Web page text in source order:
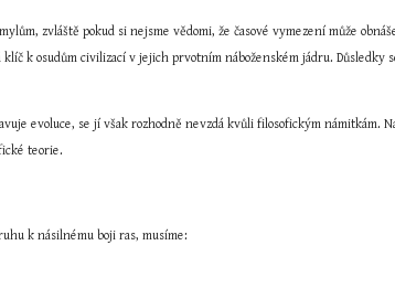
zvláště pokud si nejsme vědomi, že časové vymezení může
k osudům civilizací v jejich prvotním náboženském jádru. Důsledky
evoluce, se jí však rozhodně nevzdá kvůli filosofickým námitkám.
teorie.
k násilnému boji ras, musíme: